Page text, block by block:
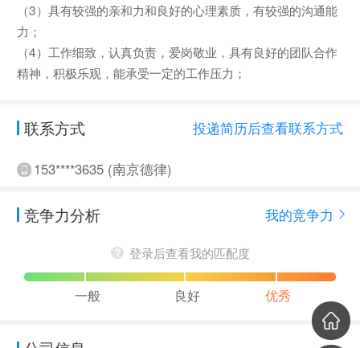
（3）具有较强的亲和力和良好的心理素质，有较强的沟通能
力；
（4）工作细致，认真负责，爱岗敬业，具有良好的团队合作
精神，积极乐观，能承受一定的工作压力；
联系方式 投递简历后查看联系方式
153****3635 (南京德律)
竞争力分析 我的竞争力
登录后查看我的匹配度
一般 良好 优秀